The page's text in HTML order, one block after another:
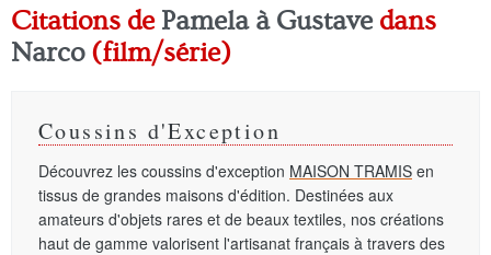
Citations de Pamela à Gustavedans
Narco(film/série)
Coussins d'Exception
Découvrez les coussins d'exception MAISON TRAMIS en
tissus de grandes maisons d'édition. Destinées aux
amateurs d'objets rares et de beaux textiles, nos créations
haut de gamme valorisent l'artisanat français à travers des